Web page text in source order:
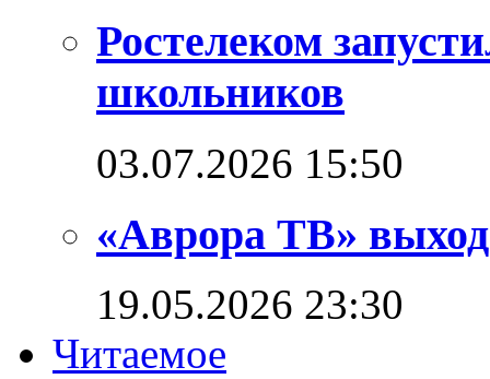
Ростелеком
школьников
03.07.2026 15:50
«Аврора ТВ»
19.05.2026 23:30
Читаемое